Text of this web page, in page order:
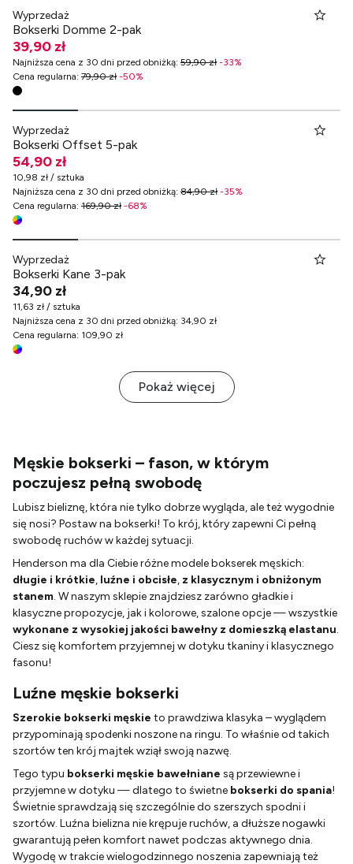
Wyprzedaż
Bokserki Domme 2-pak
39,90 zł
Najniższa cena z 30 dni przed obniżką: 59,90 zł -33%
Cena regularna: 79,90 zł -50%
Wyprzedaż
Bokserki Offset 5-pak
54,90 zł
10,98 zł / sztuka
Najniższa cena z 30 dni przed obniżką: 84,90 zł -35%
Cena regularna: 169,90 zł -68%
Wyprzedaż
Bokserki Kane 3-pak
34,90 zł
11,63 zł / sztuka
Najniższa cena z 30 dni przed obniżką: 34,90 zł
Cena regularna: 109,90 zł
Pokaż więcej
Męskie bokserki – fason, w którym
poczujesz pełną swobodę
Lubisz bieliznę, która nie tylko dobrze wygląda, ale też wygodnie
się nosi? Postaw na bokserki! To krój, który zapewni Ci pełną
swobodę ruchów w każdej sytuacji.
Henderson ma dla Ciebie różne modele bokserek męskich:
długie i krótkie, luźne i obcisłe, z klasycznym i obniżonym
stanem. W naszym sklepie znajdziesz zarówno gładkie i
klasyczne propozycje, jak i kolorowe, szalone opcje — wszystkie
wykonane z wysokiej jakości bawełny z domieszką elastanu.
Ciesz się komfortem przyjemnej w dotyku tkaniny i klasycznego
fasonu!
Luźne męskie bokserki
Szerokie bokserki męskie to prawdziwa klasyka – wyglądem
przypominają spodenki noszone na ringu. To właśnie od takich
szortów ten krój majtek wziął swoją nazwę.
Tego typu bokserki męskie bawełniane są przewiewne i
przyjemne w dotyku — dlatego to świetne bokserki do spania!
Świetnie sprawdzają się szczególnie do szerszych spodni i
szortów. Luźna bielizna nie krępuje ruchów, a dłuższe nogawki
gwarantują pełen komfort nawet podczas aktywnego dnia.
Wygodę w trakcie wielogodzinnego noszenia zapewniają też